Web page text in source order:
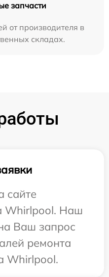
запчасти
от производителя в
складах.
сайте
Whirlpool. Наш
Ваш запрос
ремонта
Whirlpool.